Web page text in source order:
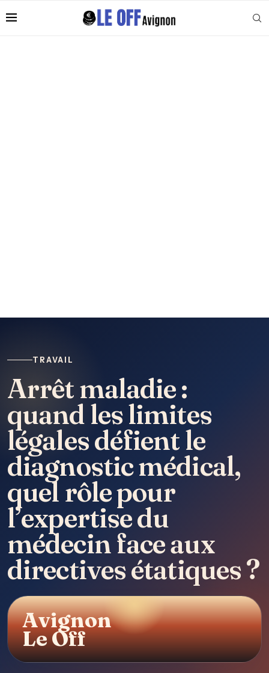
TRAVAIL
Arrêt maladie :
quand les limites
légales défient le
diagnostic médical,
quel rôle pour
l’expertise du
médecin face aux
directives étatiques ?
Avignon
Le Off